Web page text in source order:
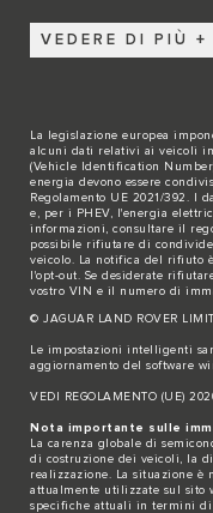
VEDERE DI PIÙ
La legislazione europea
alcuni dati relativi ai veicoli
(Vehicle Identification
energia devono essere
Regolamento UE 2021/392. I
e, per i PHEV, l'energia
informazioni, consultare il
possibile rifiutare di
veicolo. La notifica del rifiuto
l'opt-out. Se desiderate
vostro VIN e il numero di
© JAGUAR LAND ROVER
Le impostazioni intelligenti
aggiornamento del software
VEDI REGOLAMENTO (UE)
Nota importante sulle
La carenza globale di
di costruzione dei veicoli, la
realizzazione. La situazione è
attualmente utilizzate sul sito
specifiche attuali in termini